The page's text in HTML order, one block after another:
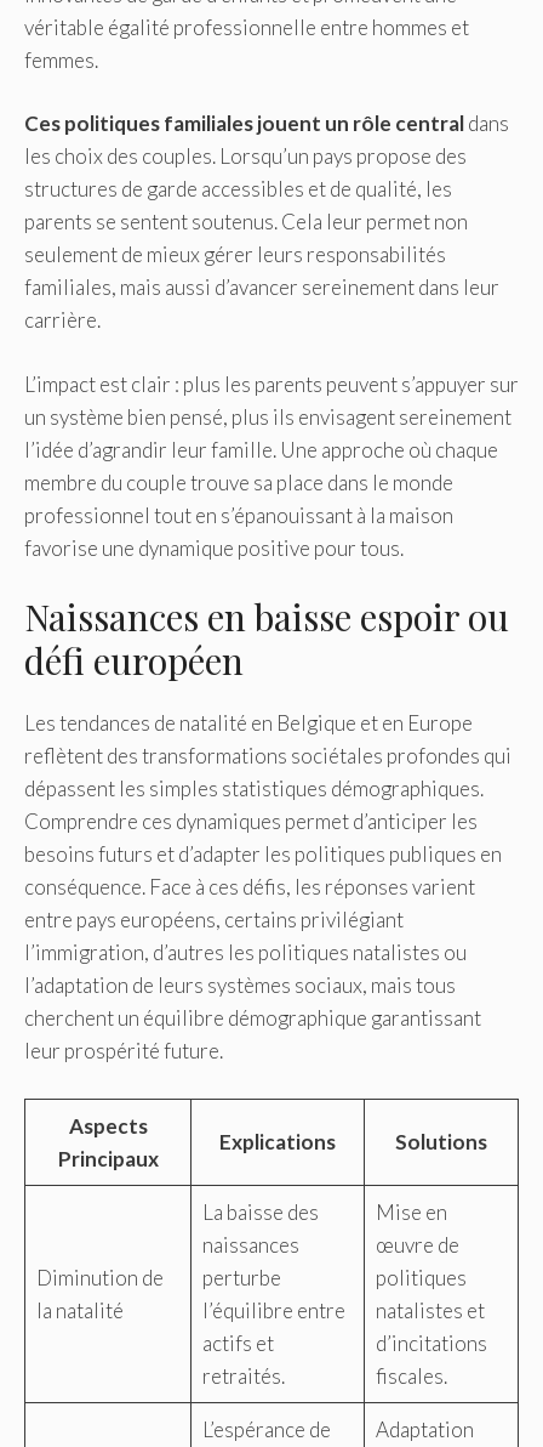
véritable égalité professionnelle entre hommes et
femmes.
Ces politiques familiales jouent un rôle centraldans
les choix des couples. Lorsqu’un pays propose des
structures de garde accessibles et de qualité, les
parents se sentent soutenus. Cela leur permet non
seulement de mieux gérer leurs responsabilités
familiales, mais aussi d’avancer sereinement dans leur
carrière.
L’impact est clair : plus les parents peuvent s’appuyer sur
un système bien pensé, plus ils envisagent sereinement
l’idée d’agrandir leur famille. Une approche où chaque
membre du couple trouve sa place dans le monde
professionnel tout en s’épanouissant à la maison
favorise une dynamique positive pour tous.
Naissances en baisse espoir ou
défi européen
Les tendances de natalité en Belgique et en Europe
reflètent des transformations sociétales profondes qui
dépassent les simples statistiques démographiques.
Comprendre ces dynamiques permet d’anticiper les
besoins futurs et d’adapter les politiques publiques en
conséquence. Face à ces défis, les réponses varient
entre pays européens, certains privilégiant
l’immigration, d’autres les politiques natalistes ou
l’adaptation de leurs systèmes sociaux, mais tous
cherchent un équilibre démographique garantissant
leur prospérité future.
Aspects
Principaux
Explications Solutions
Diminution de
la natalité
La baisse des
naissances
perturbe
l’équilibre entre
actifs et
retraités.
Mise en
œuvre de
politiques
natalistes et
d’incitations
fiscales.
L’espérance de
Adaptation